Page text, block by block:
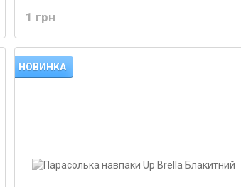
1 грн
НОВИНКА